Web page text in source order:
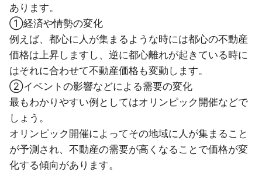
あります。
①経済や情勢の変化
例えば、都心に人が集まるような時には都心の不動産
価格は上昇しますし、逆に都心離れが起きている時に
はそれに合わせて不動産価格も変動します。
②イベントの影響などによる需要の変化
最もわかりやすい例としてはオリンピック開催などで
しょう。
オリンピック開催によってその地域に人が集まること
が予測され、不動産の需要が高くなることで価格が変
化する傾向があります。